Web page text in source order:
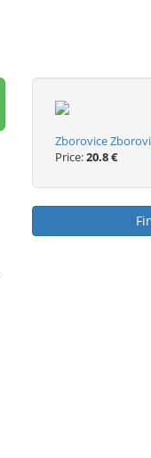
Zborovice
Price:20.8 €